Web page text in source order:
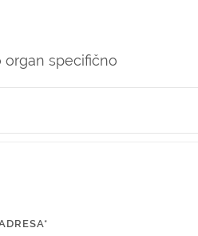
organ specifično